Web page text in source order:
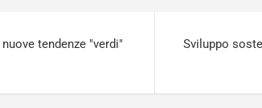
tendenze "verdi"
Sviluppo